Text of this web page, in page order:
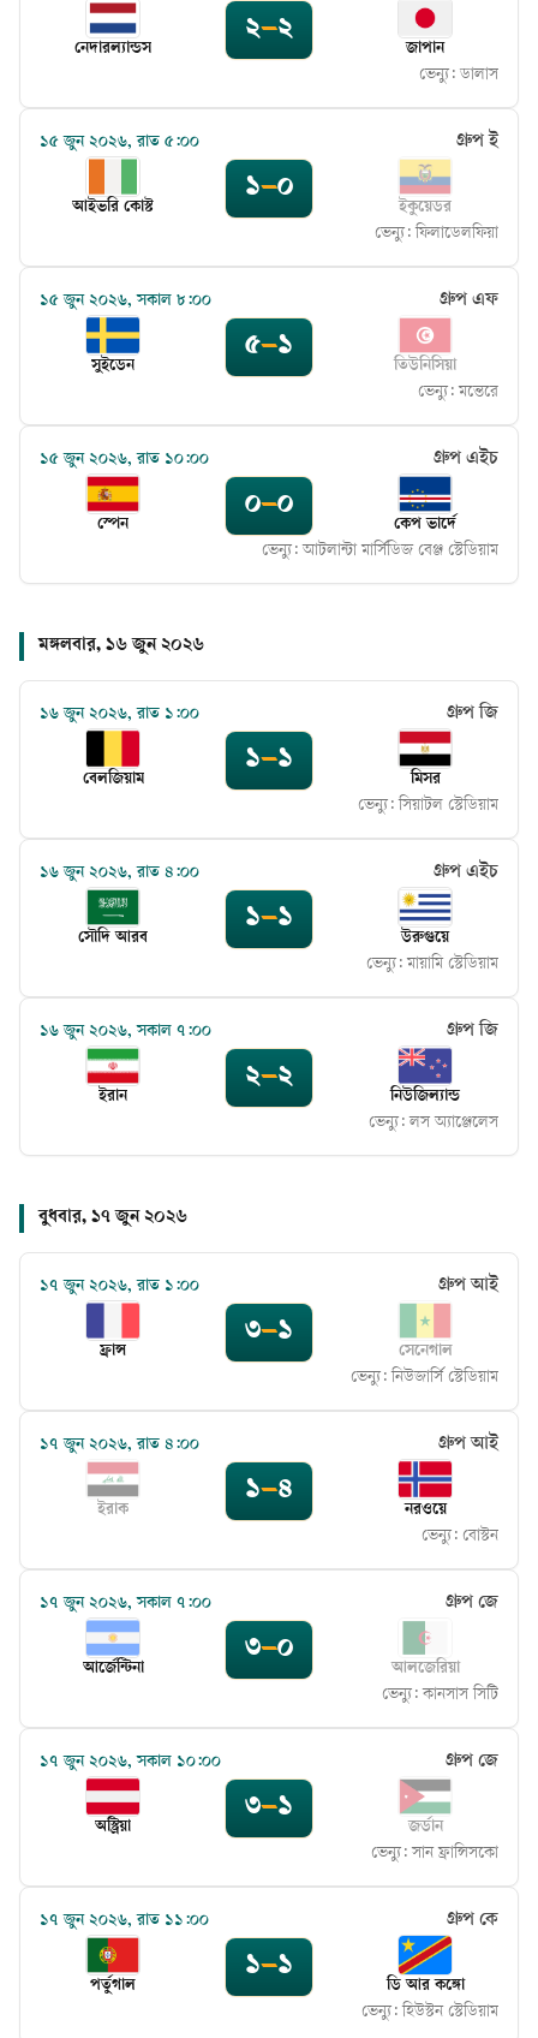
নেদারল্যান্ডস
২–২
জাপান
ভেন্যু: ডালাস
১৫ জুন ২০২৬, রাত ৫:০০ গ্রুপ ই
আইভরি কোস্ট
১–০
ইকুয়েডর
ভেন্যু:ফিলাডেলফিয়া
১৫ জুন ২০২৬, সকাল ৮:০০ গ্রুপ এফ
সুইডেন
৫–১
তিউনিসিয়া
ভেন্যু: মন্তেরে
১৫ জুন ২০২৬, রাত ১০:০০ গ্রুপ এইচ
স্পেন
০–০
কেপ ভার্দে
ভেন্যু:আটলান্টা মার্সিডিজ বেঞ্জ স্টেডিয়াম
মঙ্গলবার, ১৬ জুন ২০২৬
১৬ জুন ২০২৬, রাত ১:০০ গ্রুপ জি
বেলজিয়াম
১–১
মিসর
ভেন্যু:সিয়াটল স্টেডিয়াম
১৬ জুন ২০২৬, রাত ৪:০০ গ্রুপ এইচ
সৌদি আরব
১–১
উরুগুয়ে
ভেন্যু: মায়ামি স্টেডিয়াম
১৬ জুন ২০২৬, সকাল ৭:০০ গ্রুপ জি
ইরান
২–২
নিউজিল্যান্ড
ভেন্যু:লস অ্যাঞ্জেলেস
বুধবার, ১৭ জুন ২০২৬
১৭ জুন ২০২৬, রাত ১:০০ গ্রুপ আই
ফ্রান্স
৩–১
সেনেগাল
ভেন্যু:নিউজার্সি স্টেডিয়াম
১৭ জুন ২০২৬, রাত ৪:০০ গ্রুপ আই
ইরাক
১–৪
নরওয়ে
ভেন্যু: বোস্টন
১৭ জুন ২০২৬, সকাল ৭:০০ গ্রুপ জে
আর্জেন্টিনা
৩–০
আলজেরিয়া
ভেন্যু:কানসাস সিটি
১৭ জুন ২০২৬, সকাল ১০:০০ গ্রুপ জে
অস্ট্রিয়া
৩–১
জর্ডান
ভেন্যু: সান ফ্রান্সিসকো
১৭ জুন ২০২৬, রাত ১১:০০ গ্রুপ কে
পর্তুগাল
১–১
ডি আর কঙ্গো
ভেন্যু:হিউস্টন স্টেডিয়াম